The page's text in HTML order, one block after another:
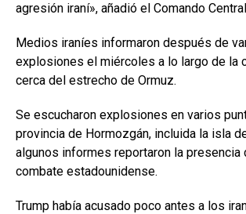
agresión iraní», añadió el Comando
Medios iraníes informaron después de
explosiones el miércoles a lo largo de la
cerca del estrecho de Ormuz.
Se escucharon explosiones en varios
provincia de Hormozgán, incluida la isla
algunos informes reportaron la presencia
combate estadounidense.
Trump había acusado poco antes a los